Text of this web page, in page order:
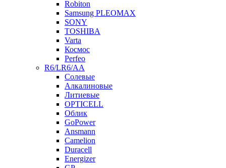
Robiton
Samsung PLEOMAX
SONY
TOSHIBA
Varta
Космос
Perfeo
R6/LR6/AA
Солевые
Алкалиновые
Литиевые
OPTICELL
Облик
GoPower
Ansmann
Camelion
Duracell
Energizer